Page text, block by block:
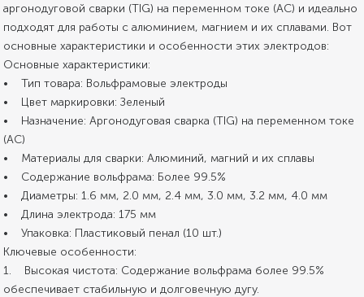
аргонодуговой сварки (TIG) на переменном токе (AC) и идеально
подходят для работы с алюминием, магнием и их сплавами. Вот
основные характеристики и особенности этих электродов:
Основные характеристики:
• Тип товара: Вольфрамовые электроды
• Цвет маркировки: Зеленый
• Назначение: Аргонодуговая сварка (TIG) на переменном токе
(AC)
• Материалы для сварки: Алюминий, магний и их сплавы
• Содержание вольфрама: Более 99.5%
• Диаметры: 1.6 мм, 2.0 мм, 2.4 мм, 3.0 мм, 3.2 мм, 4.0 мм
• Длина электрода: 175 мм
• Упаковка: Пластиковый пенал (10 шт.)
Ключевые особенности:
1. Высокая чистота: Содержание вольфрама более 99.5%
обеспечивает стабильную и долговечную дугу.